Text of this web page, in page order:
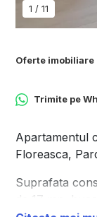
1 / 11
Oferte
Trimite pe
Apartamentul
Floreasca,
Suprafata